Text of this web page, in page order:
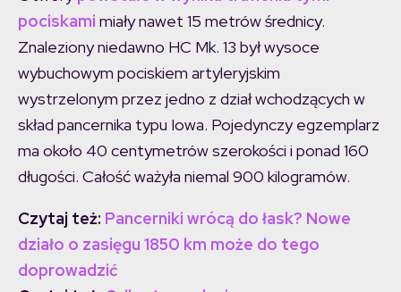
pociskami miały nawet 15 metrów średnicy.
Znaleziony niedawno HC Mk. 13 był wysoce
wybuchowym pociskiem artyleryjskim
wystrzelonym przez jedno z dział wchodzących w
skład pancernika typu Iowa. Pojedynczy egzemplarz
ma około 40 centymetrów szerokości i ponad 160
długości. Całość ważyła niemal 900 kilogramów.
Czytaj też: Pancerniki wrócą do łask? Nowe
działo o zasięgu 1850 km może do tego
doprowadzić